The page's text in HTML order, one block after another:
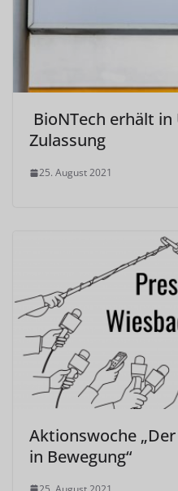
BioNTech erhält
Zulassung
25. August 2021
Aktionswoche
in Bewegung“